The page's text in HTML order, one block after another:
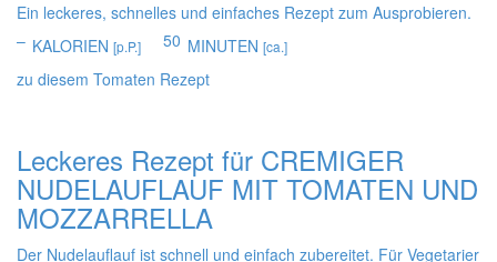
Ein leckeres, schnelles und einfaches Rezept zum Ausprobieren.
– KALORIEN [p.P.] 50 MINUTEN [ca.]
zu diesem Tomaten Rezept
Leckeres Rezept für CREMIGER
NUDELAUFLAUF MIT TOMATEN UND
MOZZARRELLA
Der Nudelauflauf ist schnell und einfach zubereitet. Für Vegetarier